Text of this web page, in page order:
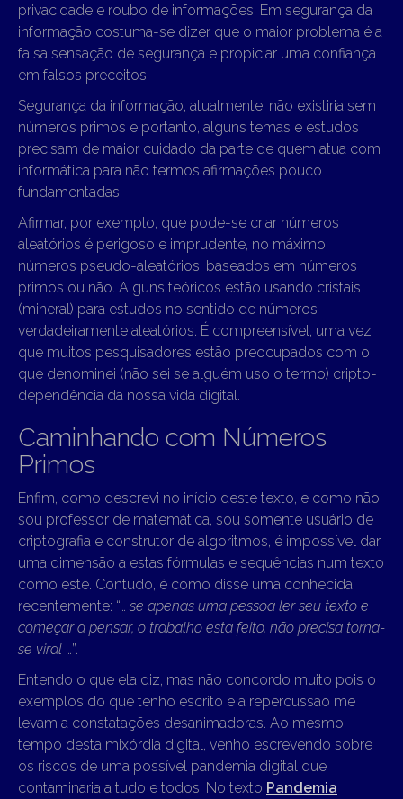
privacidade e roubo de informações. Em segurança da
informação costuma-se dizer que o maior problema é a
falsa sensação de segurança e propiciar uma confiança
em falsos preceitos.
Segurança da informação, atualmente, não existiria sem
números primos e portanto, alguns temas e estudos
precisam de maior cuidado da parte de quem atua com
informática para não termos afirmações pouco
fundamentadas.
Afirmar, por exemplo, que pode-se criar números
aleatórios é perigoso e imprudente, no máximo
números pseudo-aleatórios, baseados em números
primos ou não. Alguns teóricos estão usando cristais
(mineral) para estudos no sentido de números
verdadeiramente aleatórios. É compreensível, uma vez
que muitos pesquisadores estão preocupados com o
que denominei (não sei se alguém uso o termo) cripto-
dependência da nossa vida digital.
Caminhando com Números
Primos
Enfim, como descrevi no início deste texto, e como não
sou professor de matemática, sou somente usuário de
criptografia e construtor de algoritmos, é impossível dar
uma dimensão a estas fórmulas e sequências num texto
como este. Contudo, é como disse uma conhecida
recentemente: “… se apenas uma pessoa ler seu texto e
começar a pensar, o trabalho esta feito, não precisa torna-
se viral …”.
Entendo o que ela diz, mas não concordo muito pois o
exemplos do que tenho escrito e a repercussão me
levam a constatações desanimadoras. Ao mesmo
tempo desta mixórdia digital, venho escrevendo sobre
os riscos de uma possível pandemia digital que
contaminaria a tudo e todos. No texto Pandemia